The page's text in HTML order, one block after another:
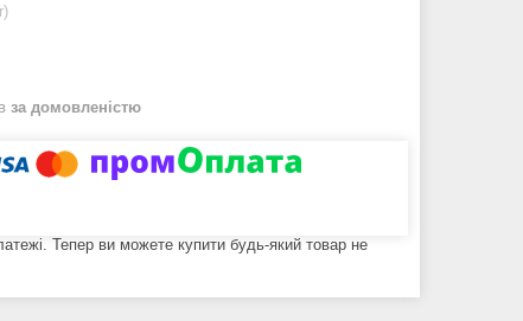
за домовленістю
Тепер ви можете купити будь-який товар не